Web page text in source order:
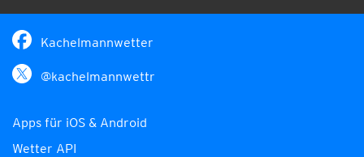
Kachelmannwetter
@kachelmannwettr
Apps für iOS & Android
Wetter API